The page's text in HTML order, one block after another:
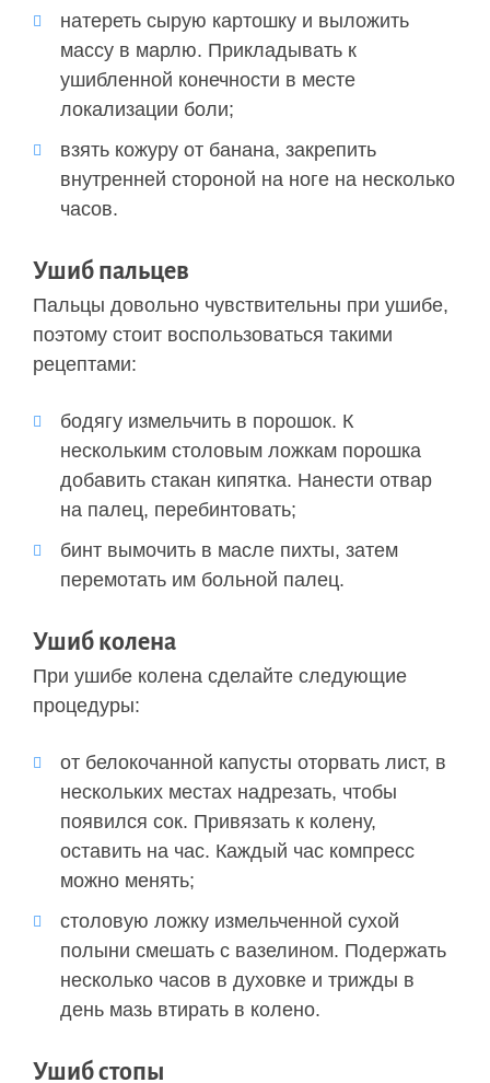
натереть сырую картошку и выложить
массу в марлю. Прикладывать к
ушибленной конечности в месте
локализации боли;
взять кожуру от банана, закрепить
внутренней стороной на ноге на несколько
часов.
Ушиб пальцев
Пальцы довольно чувствительны при ушибе,
поэтому стоит воспользоваться такими
рецептами:
бодягу измельчить в порошок. К
нескольким столовым ложкам порошка
добавить стакан кипятка. Нанести отвар
на палец, перебинтовать;
бинт вымочить в масле пихты, затем
перемотать им больной палец.
Ушиб колена
При ушибе колена сделайте следующие
процедуры:
от белокочанной капусты оторвать лист, в
нескольких местах надрезать, чтобы
появился сок. Привязать к колену,
оставить на час. Каждый час компресс
можно менять;
столовую ложку измельченной сухой
полыни смешать с вазелином. Подержать
несколько часов в духовке и трижды в
день мазь втирать в колено.
Ушиб стопы